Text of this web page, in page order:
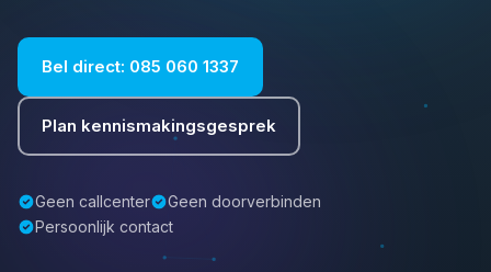
Bel direct: 085 060 1337
Plan kennismakingsgesprek
Geen callcenter
Geen doorverbinden
Persoonlijk contact